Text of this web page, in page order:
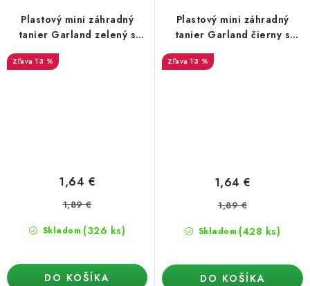
Plastový mini záhradný
tanier Garland zelený s
13 %
Skladom (326 ks)
1,64 €
1,89 €
DO KOŠÍKA
Plastový mini záhradný
tanier Garland čierny s
13 %
Skladom (428 ks)
1,64 €
1,89 €
DO KOŠÍKA